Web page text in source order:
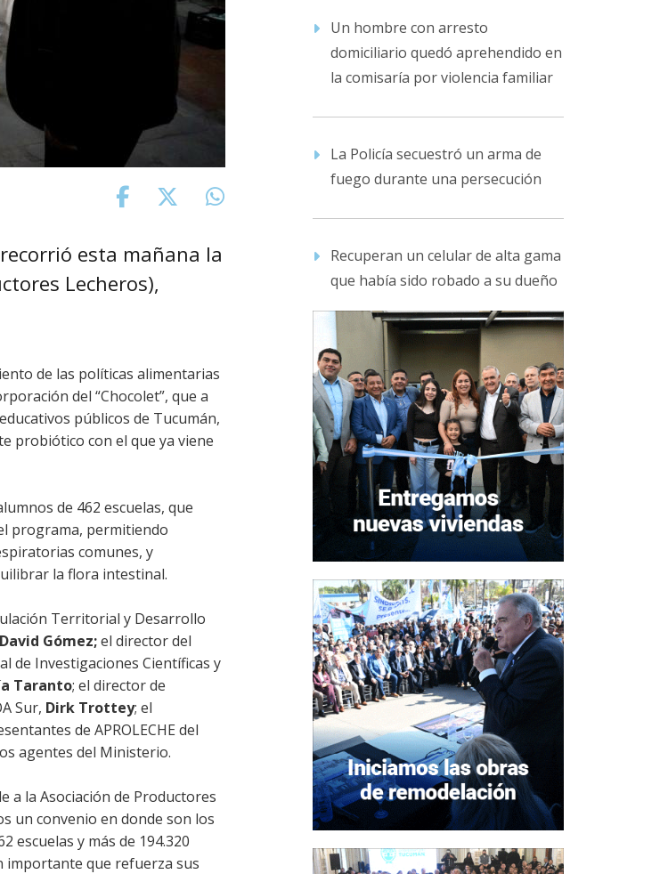
esta mañana la
Lecheros),
de las políticas alimentarias
del “Chocolet”, que a
públicos de Tucumán,
probiótico con el que ya viene
de 462 escuelas, que
programa, permitiendo
comunes, y
la flora intestinal.
Territorial y Desarrollo
David Gómez;el director del
de Investigaciones Científicas y
Taranto; el director de
Sur, Dirk Trottey; el
de APROLECHE del
agentes del Ministerio.
a la Asociación de Productores
un convenio en donde son los
escuelas y más de 194.320
importante que refuerza sus
Un hombre con arresto
domiciliario quedó aprehendido en
la comisaría por violencia familiar
La Policía secuestró un arma de
fuego durante una persecución
Recuperan un celular de alta gama
que había sido robado a su dueño